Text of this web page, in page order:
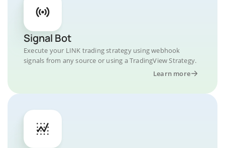
Signal Bot
Execute your LINK trading strategy using webhook
signals from any source or using a TradingView Strategy.
Learn more